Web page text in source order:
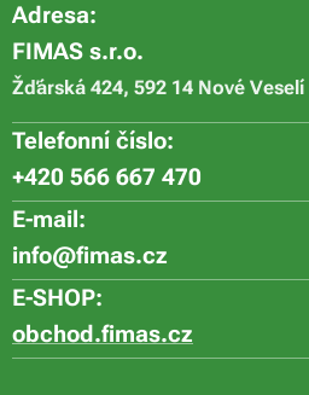
Adresa:
FIMAS s.r.o.
Žďárská 424, 592 14 Nové Veselí
Telefonní číslo:
+420 566 667 470
E-mail:
info@fimas.cz
E-SHOP:
obchod.fimas.cz